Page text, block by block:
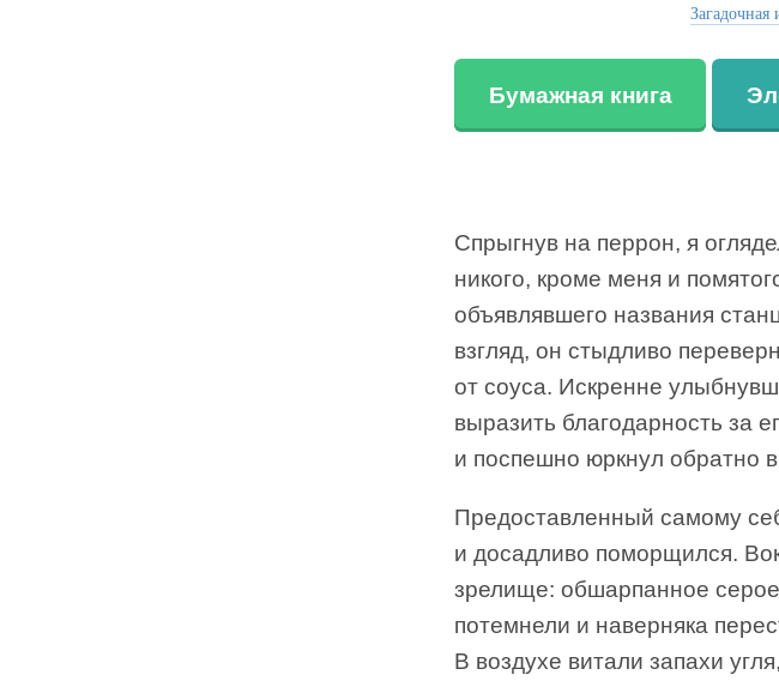
Бумажная книга
Спрыгнув на перрон, я
никого, кроме меня и
объявлявшего названия
взгляд, он стыдливо
от соуса. Искренне
выразить благодарность за
и поспешно юркнул обратно в
Предоставленный самому
и досадливо поморщился.
зрелище: обшарпанное
потемнели и наверняка
В воздухе витали запахи